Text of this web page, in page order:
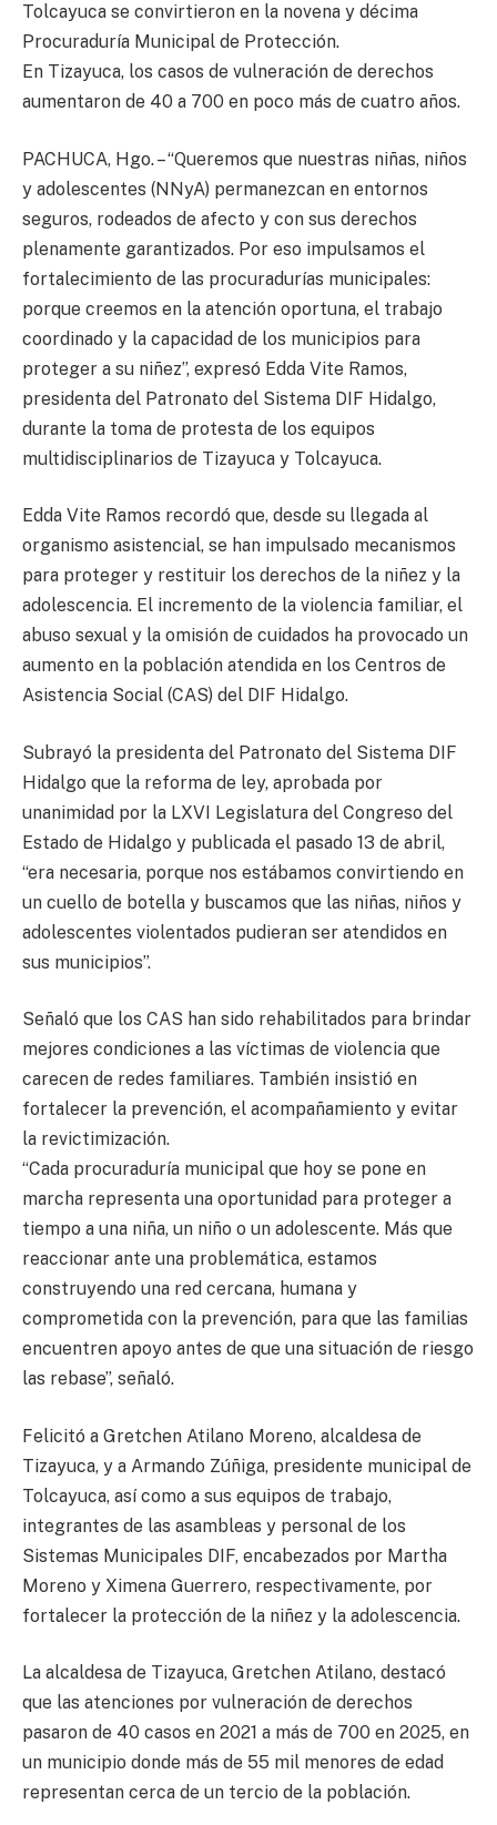
Tolcayuca se convirtieron en la novena y décima
Procuraduría Municipal de Protección.
En Tizayuca, los casos de vulneración de derechos
aumentaron de 40 a 700 en poco más de cuatro años.
PACHUCA, Hgo. – “Queremos que nuestras niñas, niños
y adolescentes (NNyA) permanezcan en entornos
seguros, rodeados de afecto y con sus derechos
plenamente garantizados. Por eso impulsamos el
fortalecimiento de las procuradurías municipales:
porque creemos en la atención oportuna, el trabajo
coordinado y la capacidad de los municipios para
proteger a su niñez”, expresó Edda Vite Ramos,
presidenta del Patronato del Sistema DIF Hidalgo,
durante la toma de protesta de los equipos
multidisciplinarios de Tizayuca y Tolcayuca.
Edda Vite Ramos recordó que, desde su llegada al
organismo asistencial, se han impulsado mecanismos
para proteger y restituir los derechos de la niñez y la
adolescencia. El incremento de la violencia familiar, el
abuso sexual y la omisión de cuidados ha provocado un
aumento en la población atendida en los Centros de
Asistencia Social (CAS) del DIF Hidalgo.
Subrayó la presidenta del Patronato del Sistema DIF
Hidalgo que la reforma de ley, aprobada por
unanimidad por la LXVI Legislatura del Congreso del
Estado de Hidalgo y publicada el pasado 13 de abril,
“era necesaria, porque nos estábamos convirtiendo en
un cuello de botella y buscamos que las niñas, niños y
adolescentes violentados pudieran ser atendidos en
sus municipios”.
Señaló que los CAS han sido rehabilitados para brindar
mejores condiciones a las víctimas de violencia que
carecen de redes familiares. También insistió en
fortalecer la prevención, el acompañamiento y evitar
la revictimización.
“Cada procuraduría municipal que hoy se pone en
marcha representa una oportunidad para proteger a
tiempo a una niña, un niño o un adolescente. Más que
reaccionar ante una problemática, estamos
construyendo una red cercana, humana y
comprometida con la prevención, para que las familias
encuentren apoyo antes de que una situación de riesgo
las rebase”, señaló.
Felicitó a Gretchen Atilano Moreno, alcaldesa de
Tizayuca, y a Armando Zúñiga, presidente municipal de
Tolcayuca, así como a sus equipos de trabajo,
integrantes de las asambleas y personal de los
Sistemas Municipales DIF, encabezados por Martha
Moreno y Ximena Guerrero, respectivamente, por
fortalecer la protección de la niñez y la adolescencia.
La alcaldesa de Tizayuca, Gretchen Atilano, destacó
que las atenciones por vulneración de derechos
pasaron de 40 casos en 2021 a más de 700 en 2025, en
un municipio donde más de 55 mil menores de edad
representan cerca de un tercio de la población.